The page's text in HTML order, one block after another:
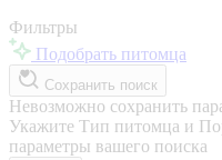
Фильтры
Подобрать питомца
Сохранить поиск
Невозможно сохранить
Укажите Тип питомца и
параметры вашего поиска